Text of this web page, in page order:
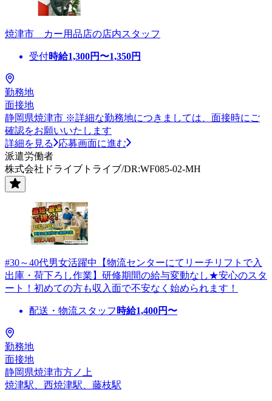
焼津市 カー用品店の店内スタッフ
受付時給1,300円〜1,350円
勤務地
面接地
静岡県焼津市 ※詳細な勤務地につきましては、面接時にご
確認をお願いいたします
詳細を見る
応募画面に進む
派遣労働者
株式会社ドライブトライブ/DR:WF085-02-MH
#30～40代男女活躍中【物流センターにてリーチリフトで入
出庫・荷下ろし作業】研修期間の給与変動なし★安心のスタ
ート！初めての方も収入面で不安なく始められます！
配送・物流スタッフ 時給1,400円〜
勤務地
面接地
静岡県焼津市方ノ上
焼津駅、西焼津駅、藤枝駅